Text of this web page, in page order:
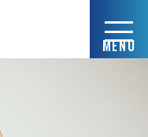
MENU